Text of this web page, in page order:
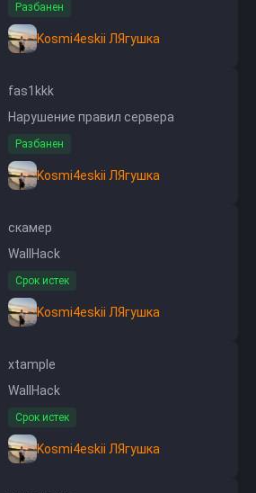
Разбанен
Kosmi4eskii ЛЯгушка
fas1kkk
Нарушение правил сервера
Разбанен
Kosmi4eskii ЛЯгушка
скамер
WallHack
Срок истек
Kosmi4eskii ЛЯгушка
xtample
WallHack
Срок истек
Kosmi4eskii ЛЯгушка